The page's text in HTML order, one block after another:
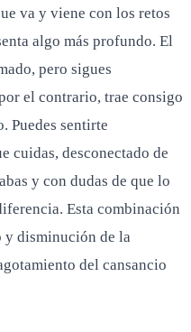
va y viene con los retos
algo más profundo. El
pero sigues
el contrario, trae consigo
Puedes sentirte
cuidas, desconectado de
y con dudas de que lo
Esta combinación
y disminución de la
del cansancio